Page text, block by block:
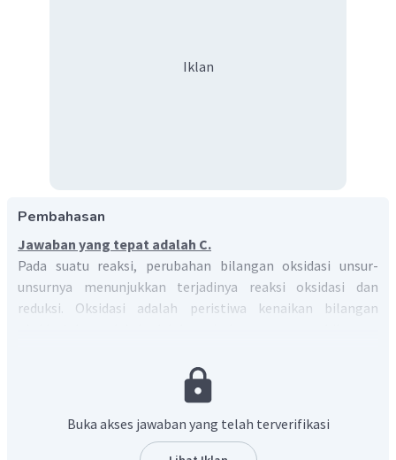
Iklan
Pembahasan
Jawaban yang tepat adalah C.
Pada suatu reaksi, perubahan bilangan oksidasi unsur-
unsurnya menunjukkan terjadinya reaksi oksidasi dan
reduksi. Oksidasi adalah peristiwa kenaikan bilangan
Untuk menentukan perubahan bilangan oksidasi dapat
menggunakan aturan sebagai berikut:
Bilangan oksidasi unsur bebas adalah nol (0).
Bilangan oksidasi ion monoatom sama dengan
Buka akses jawaban yang telah terverifikasi